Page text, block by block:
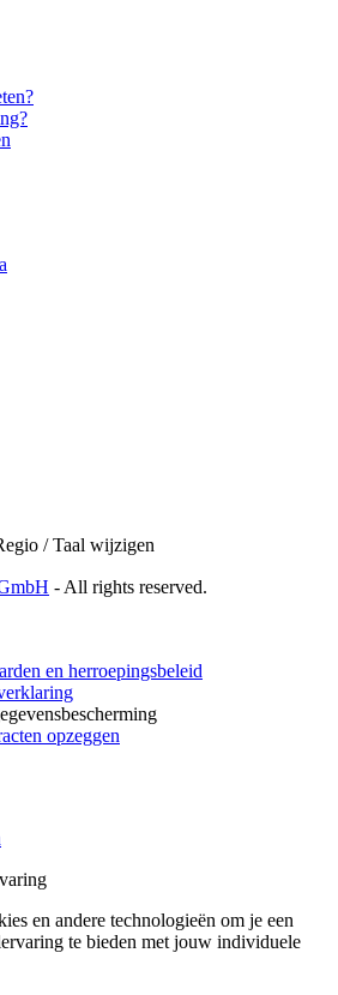
/ Taal wijzigen
- All rights reserved.
en herroepingsbeleid
opzeggen
en andere technologieën om je een
te bieden met jouw individuele